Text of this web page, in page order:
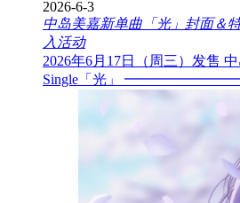
2026-6-3
中岛美嘉新单曲「光」封面＆
入活动
2026年6月17日（周三）发售
Single「光」